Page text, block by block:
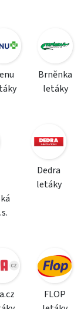
Brněnka
letáky
Dedra
letáky
FLOP